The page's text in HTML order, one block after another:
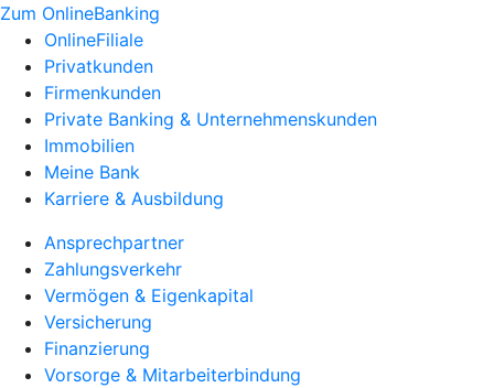
Zum OnlineBanking
OnlineFiliale
Privatkunden
Firmenkunden
Private Banking & Unternehmenskunden
Immobilien
Meine Bank
Karriere & Ausbildung
Ansprechpartner
Zahlungsverkehr
Vermögen & Eigenkapital
Versicherung
Finanzierung
Vorsorge & Mitarbeiterbindung